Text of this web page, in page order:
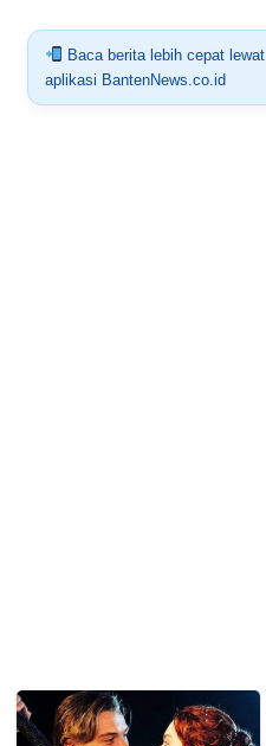
Baca berita lebih cepat lewat
aplikasi BantenNews.co.id